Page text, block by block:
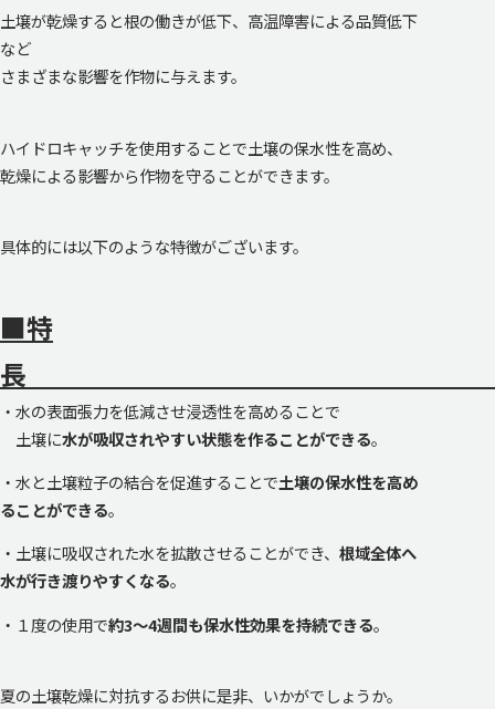
土壌が乾燥すると根の働きが低下、高温障害による品質低下
など
さまざまな影響を作物に与えます。
ハイドロキャッチを使用することで土壌の保水性を高め、
乾燥による影響から作物を守ることができます。
具体的には以下のような特徴がございます。
■特
・水の表面張力を低減させ浸透性を高めることで
土壌に水が吸収されやすい状態を作ることができる。
・水と土壌粒子の結合を促進することで土壌の保水性を高め
ることができる。
・土壌に吸収された水を拡散させることができ、 根域全体へ
水が行き渡りやすくなる。
・１度の使用で約3～4週間も保水性効果を持続できる。
夏の土壌乾燥に対抗するお供に是非、いかがでしょうか。